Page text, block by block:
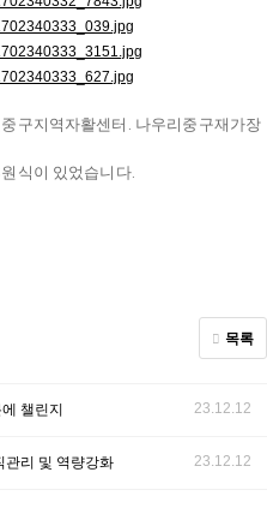
구지역자활센터. 나우리중구재가장
식이 있었습니다.
목록
챌린지 23.12.12
관리 및 역량강화 23.12.12